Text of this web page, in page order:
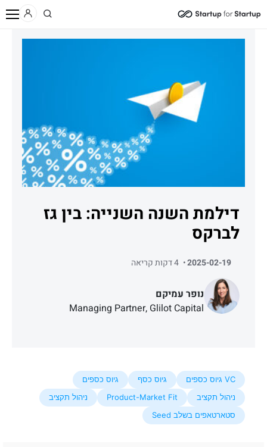
דילמת השנה השנייה: בין גז
לברקס
2025-02-19 4 דקות קריאה
נופר עמיקם
Managing Partner, Glilot Capital
/ תוכן / בלוג/
VC גיוס כספים גיוס כסף
גיוס כספים
ניהול תקציב
Product-Market Fit
ניהול תקציב
סטארטאפים בשלב Seed